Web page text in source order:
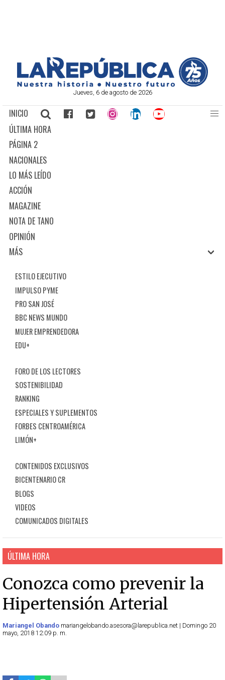
Jueves, 6 de agosto de 2026
INICIO
ÚLTIMA HORA
PÁGINA 2
NACIONALES
LO MÁS LEÍDO
ACCIÓN
MAGAZINE
NOTA DE TANO
OPINIÓN
MÁS
ESTILO EJECUTIVO
IMPULSO PYME
PRO SAN JOSÉ
BBC NEWS MUNDO
MUJER EMPRENDEDORA
EDU+
FORO DE LOS LECTORES
SOSTENIBILIDAD
RANKING
ESPECIALES Y SUPLEMENTOS
FORBES CENTROAMÉRICA
LIMÓN+
CONTENIDOS EXCLUSIVOS
BICENTENARIO CR
BLOGS
VIDEOS
COMUNICADOS DIGITALES
ÚLTIMA HORA
Conozca como prevenir la
Hipertensión Arterial
Mariangel Obando mariangelobando.asesora@larepublica.net | Domingo 20
mayo, 2018 12:09 p. m.